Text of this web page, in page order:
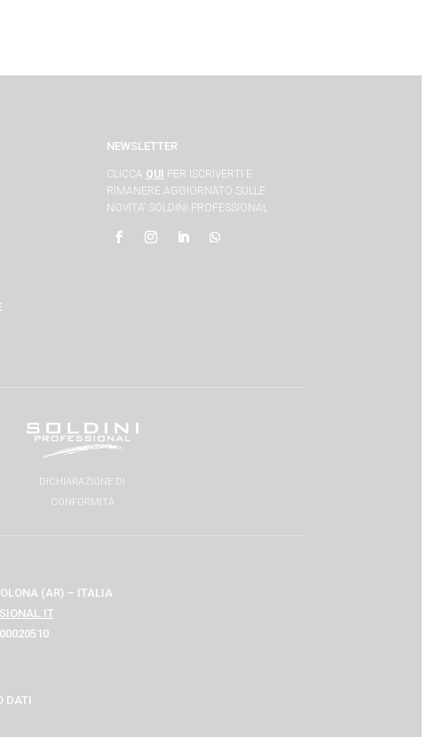
NEWSLETTER
CLICCA QUI PER ISCRIVERTI E
RIMANERE AGGIORNATO SULLE
NOVITA’ SOLDINI PROFESSIONAL
DICHIARAZIONE DI
CONFORMITÀ
(AR) – ITALIA
DATI